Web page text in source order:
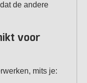
de andere
voor
mits je: